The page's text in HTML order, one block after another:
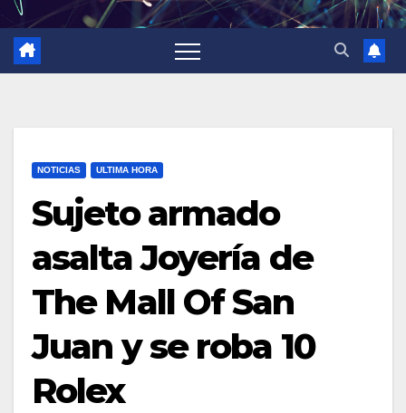
NOTICIAS ULTIMA HORA
Sujeto armado
asalta Joyería de
The Mall Of San
Juan y se roba 10
Rolex